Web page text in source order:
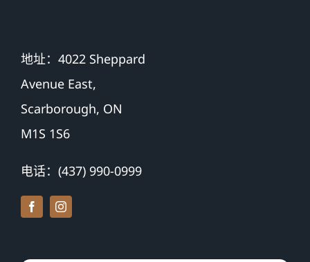
地址：4022 Sheppard
Avenue East,
Scarborough, ON
M1S 1S6
电话：(437) 990-0999